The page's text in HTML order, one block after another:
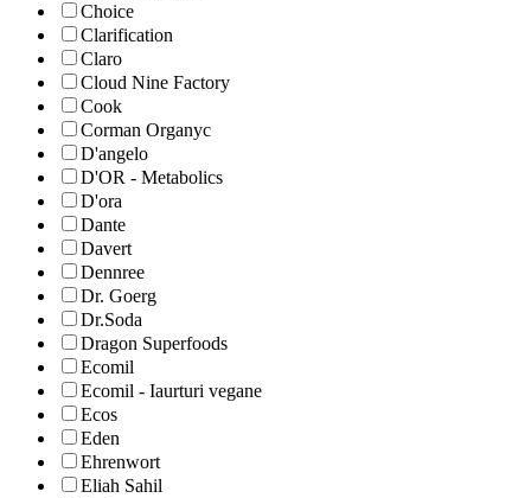
Choice
Clarification
Claro
Cloud Nine Factory
Cook
Corman Organyc
D'angelo
D'OR - Metabolics
D'ora
Dante
Davert
Dennree
Dr. Goerg
Dr.Soda
Dragon Superfoods
Ecomil
Ecomil - Iaurturi vegane
Ecos
Eden
Ehrenwort
Eliah Sahil